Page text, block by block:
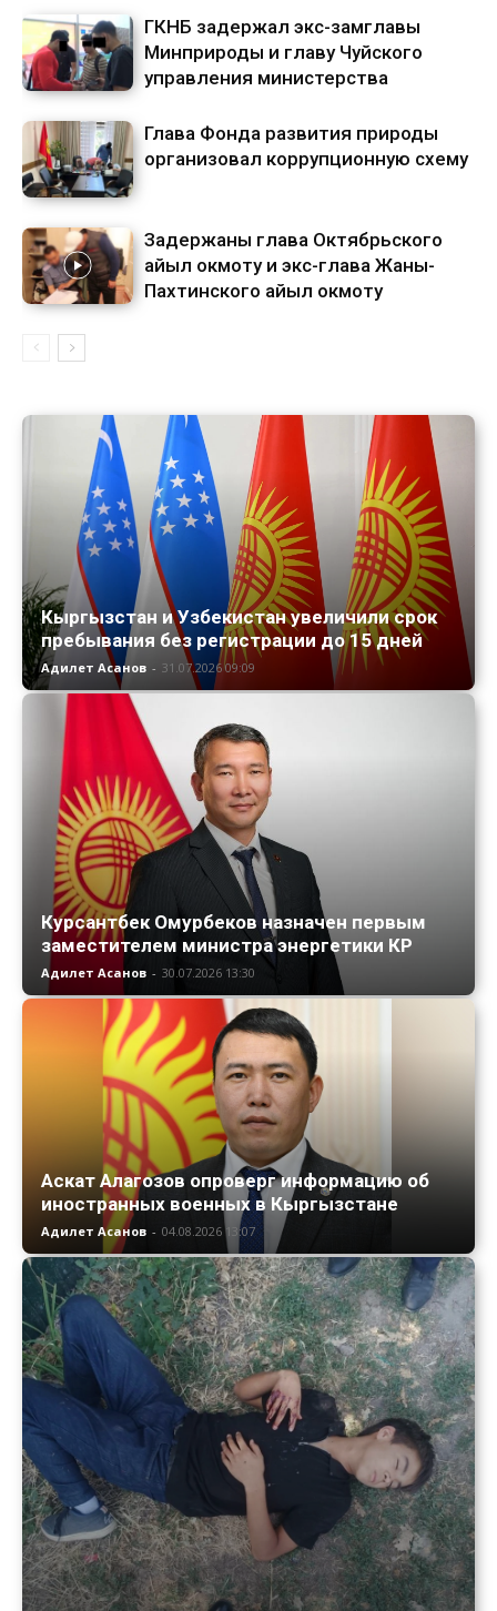
ГКНБ задержал экс-замглавы
Минприроды и главу Чуйского
управления министерства
Глава Фонда развития природы
организовал коррупционную схему
Задержаны глава Октябрьского
айыл окмоту и экс-глава Жаны-
Пахтинского айыл окмоту
Кыргызстан и Узбекистан увеличили срок
пребывания без регистрации до 15 дней
Адилет Асанов - 31.07.2026 09:09
Курсантбек Омурбеков назначен первым
заместителем министра энергетики КР
Адилет Асанов - 30.07.2026 13:30
Аскат Алагозов опроверг информацию об
иностранных военных в Кыргызстане
Адилет Асанов - 04.08.2026 13:07